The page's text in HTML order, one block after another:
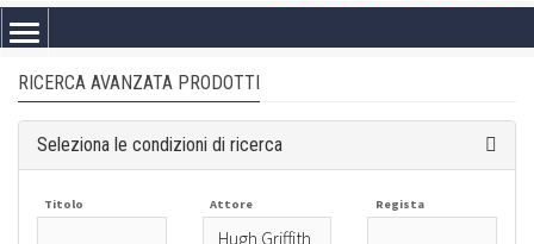
Toggle
RICERCA AVANZATA PRODOTTI
Seleziona le condizioni di ricerca
Titolo Attore Regista